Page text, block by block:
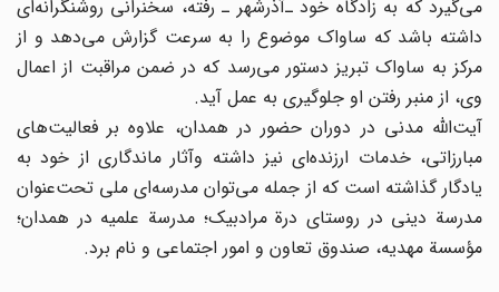
می‌گیرد که به زادگاه خود ـ‌آذرشهر ـ رفته، سخنرانی روشنگرانه‌ای
داشته باشد که ساواک موضوع را به سرعت گزارش می‌دهد و از
مرکز به ساواک تبریز دستور می‌رسد که در ضمن مراقبت از اعمال
وی، از منبر رفتن او جلوگیری به عمل آید.
آیت‌الله مدنی در دوران حضور در همدان، علاوه بر فعالیت‌های
مبارزاتی، خدمات ارزنده‌ای نیز داشته و‌آثار ماندگاری از خود به
یادگار گذاشته است که از جمله می‌توان مدرسه‌ای ملی تحت‌عنوان
مدرسة دینی در روستای درة مرادبیک؛ مدرسة علمیه در همدان؛
مؤسسة مهدیه، صندوق تعاون و امور اجتماعی و نام برد.